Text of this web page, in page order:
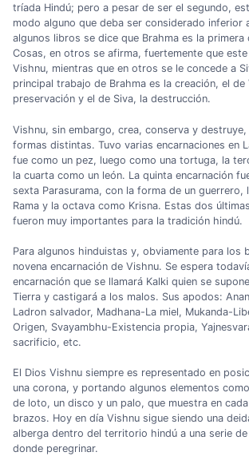
tríada Hindú; pero a pesar de ser el segundo,
modo alguno que deba ser considerado inferior
algunos libros se dice que Brahma es la primera
Cosas, en otros se afirma, fuertemente que
Vishnu, mientras que en otros se le concede a
principal trabajo de Brahma es la creación, el de
preservación y el de Siva, la destrucción.
Vishnu, sin embargo, crea, conserva y destruye,
formas distintas. Tuvo varias encarnaciones en
fue como un pez, luego como una tortuga, la
la cuarta como un león. La quinta encarnación
sexta Parasurama, con la forma de un guerrero,
Rama y la octava como Krisna. Estas dos
fueron muy importantes para la tradición hindú.
Para algunos hinduistas y, obviamente para los
novena encarnación de Vishnu. Se espera
encarnación que se llamará Kalki quien se
Tierra y castigará a los malos. Sus apodos:
Ladron salvador, Madhana-La miel, Mukanda-
Origen, Svayambhu-Existencia propia,
sacrificio, etc.
El Dios Vishnu siempre es representado en
una corona, y portando algunos elementos
de loto, un disco y un palo, que muestra en
brazos. Hoy en día Vishnu sigue siendo una
alberga dentro del territorio hindú a una serie
donde peregrinar.